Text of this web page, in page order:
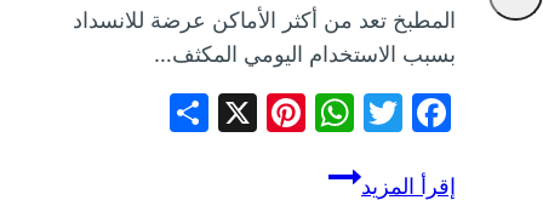
المطبخ تعد من أكثر الأماكن عرضة للانسداد
بسبب الاستخدام اليومي المكثف…
Facebook
Twitter
WhatsApp
Pinterest
X
إقرأ المزيدشركة